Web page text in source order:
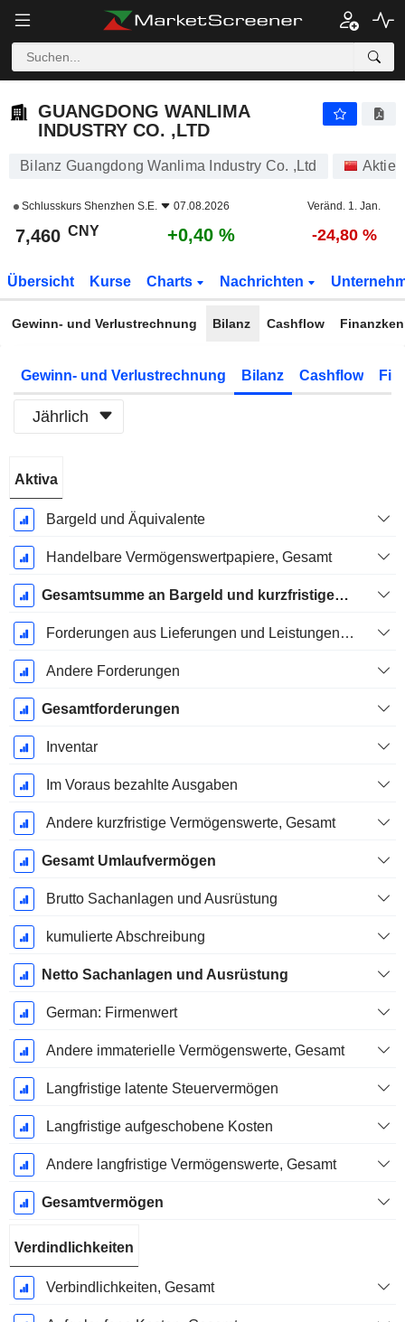
GUANGDONG WANLIMA
INDUSTRY CO. ,LTD
Bilanz Guangdong Wanlima Industry Co. ,Ltd Aktien
Schlusskurs Shenzhen S.E. 07.08.2026 Veränd. 1. Jan.
7,460 CNY +0,40 % -24,80 %
Übersicht Kurse Charts Nachrichten
Gewinn- und Verlustrechnung Bilanz Cashflow
Gewinn- und Verlustrechnung Bilanz Cashflow
Jährlich
Geschäftsjahres:
Dezember
Aktiva
Bargeld und Äquivalente
Handelbare Vermögenswertpapiere, Gesamt
Gesamtsumme an Bargeld und kurzfristigen Investitionen
Forderungen aus Lieferungen und Leistungen, Gesamt
Andere Forderungen
Gesamtforderungen
Inventar
Im Voraus bezahlte Ausgaben
Andere kurzfristige Vermögenswerte, Gesamt
Gesamt Umlaufvermögen
Brutto Sachanlagen und Ausrüstung
kumulierte Abschreibung
Netto Sachanlagen und Ausrüstung
German: Firmenwert
Andere immaterielle Vermögenswerte, Gesamt
Langfristige latente Steuervermögen
Langfristige aufgeschobene Kosten
Andere langfristige Vermögenswerte, Gesamt
Gesamtvermögen
Verdindlichkeiten
Verbindlichkeiten, Gesamt